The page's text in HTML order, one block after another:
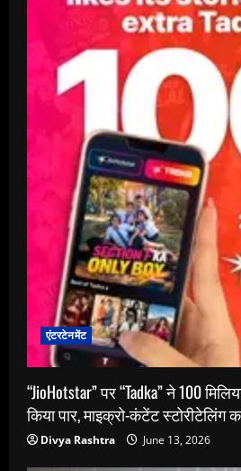
एंटरटेनमेंट
“JioHotstar” पर “Tadka” ने 100
किया पार, माइक्रो-कंटेंट स्टोरीटेलिंग
Divya Rashtra June 13, 2026